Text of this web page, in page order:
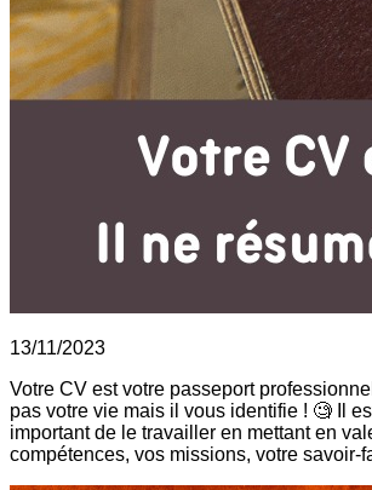
13/11/2023
Votre CV est votre passeport
pas votre vie mais il vous identifie ! 🧐 Il
important de le travailler en mettant en
compétences, vos missions, votre savoir-